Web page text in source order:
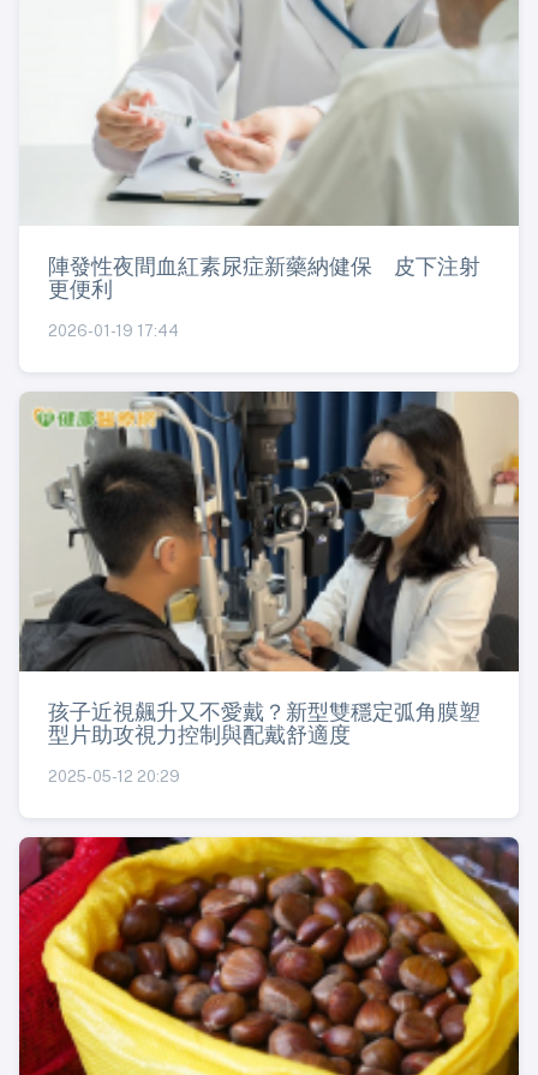
陣發性夜間血紅素尿症新藥納健保 皮下注射
更便利
2026-01-19 17:44
孩子近視飆升又不愛戴？新型雙穩定弧角膜塑
型片助攻視力控制與配戴舒適度
2025-05-12 20:29